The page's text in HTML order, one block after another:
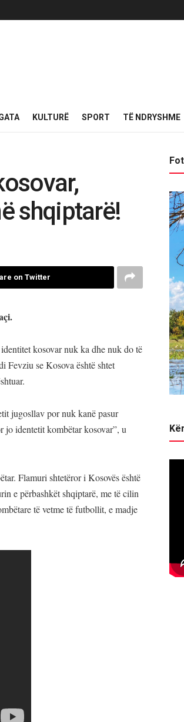
KULTURË SPORT TË NDRYSHME
shqiptarë!
on Twitter
kosovar nuk ka dhe nuk do të
Fevziu se Kosova është shtet
jugosllav por nuk kanë pasur
jo identetit kombëtar kosovar”, u
Flamuri shtetëror i Kosovës është
e përbashkët shqiptarë, me të cilin
të vetme të futbollit, e madje